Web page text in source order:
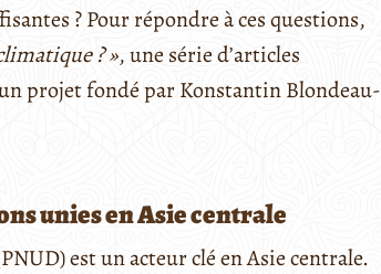
? Pour répondre à ces questions,
? », une série d’articles
projet fondé par Konstantin Blondeau-
unies en Asie centrale
est un acteur clé en Asie centrale.